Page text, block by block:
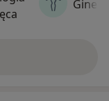
kompleksowe
swoje